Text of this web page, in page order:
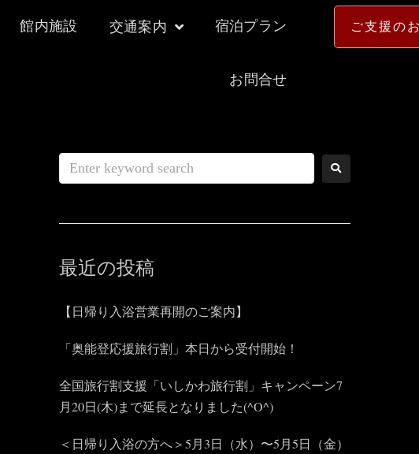
館内施設 交通案内 宿泊プラン
お問合せ
ご支援の
最近の投稿
【日帰り入浴営業再開のご案内】
「奥能登応援旅行割」本日から受付開始！
全国旅行割支援「いしかわ旅行割」キャンペーン7
月20日(木)まで延長となりました(^O^)
＜日帰り入浴の方へ＞5月3日（水）〜5月5日（金）